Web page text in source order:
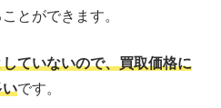
とができます。
ていないので、買取価格に
いです。